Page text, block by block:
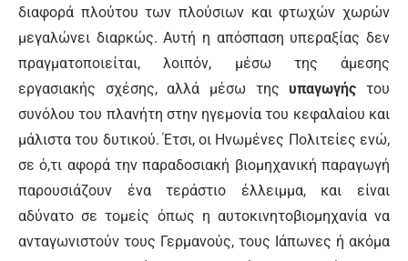
διαφορά πλούτου των πλούσιων και φτωχών χωρών
μεγαλώνει διαρκώς. Αυτή η απόσπαση υπεραξίας δεν
πραγματοποιείται, λοιπόν, μέσω της άμεσης
εργασιακής σχέσης, αλλά μέσω της υπαγωγής του
συνόλου του πλανήτη στην ηγεμονία του κεφαλαίου και
μάλιστα του δυτικού. Έτσι, οι Ηνωμένες Πολιτείες ενώ,
σε ό,τι αφορά την παραδοσιακή βιομηχανική παραγωγή
παρουσιάζουν ένα τεράστιο έλλειμμα, και είναι
αδύνατο σε τομείς όπως η αυτοκινητοβιομηχανία να
ανταγωνιστούν τους Γερμανούς, τους Ιάπωνες ή ακόμα